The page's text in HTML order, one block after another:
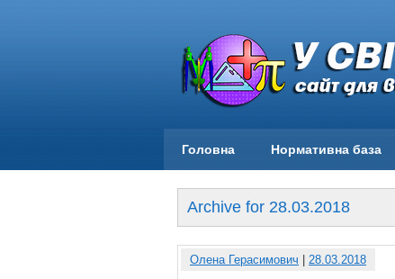
Головна Нормативна база
Archive for 28.03.2018
Олена Герасимович 28.03.2018